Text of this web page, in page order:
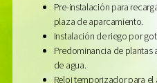
Pre-instalación para
plaza de aparcamiento.
Instalación de riego por
Predominancia de
de agua.
Reloj temporizador para